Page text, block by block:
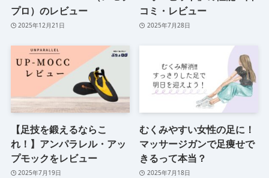
プロ）のレビュー
2025年12月21日
コミ・レビュー
2025年7月28日
【足技を鍛えるならこ
れ！】アンパラレル・アッ
プモックをレビュー
2025年7月19日
むくみやすい女性の足に！
マッサージガンで足痩せで
きるって本当？
2025年7月18日